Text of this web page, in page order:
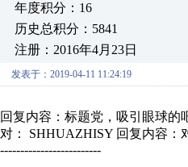
年度积分：16
历史总积分：5841
注册：2016年4月23日
发表于：2019-04-11 11:24:19
回复内容：标题党，吸引眼球的
对： SHHUAZHISY 回复内容：
-------------------------